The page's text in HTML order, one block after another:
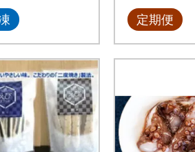
定期便